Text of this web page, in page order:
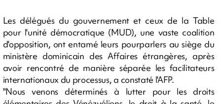
Les délégués du gouvernement et ceux de la Table
pour l'unité démocratique (MUD), une vaste coalition
d'opposition, ont entamé leurs pourparlers au siège du
ministère dominicain des Affaires étrangères, après
avoir rencontré de manière séparée les facilitateurs
internationaux du processus, a constaté l'AFP.
"Nous venons déterminés à lutter pour les droits